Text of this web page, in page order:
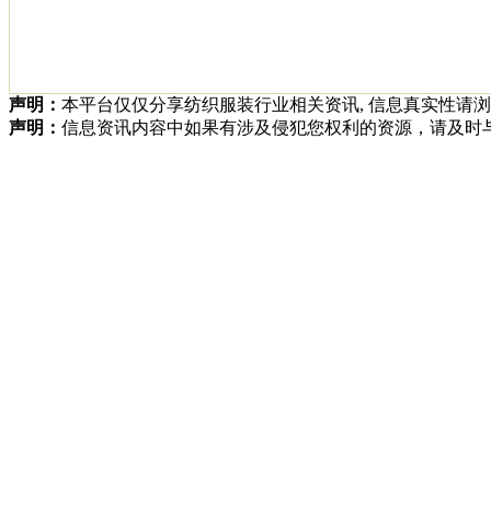
声明： 本平台仅仅分享纺织服装行业相关资讯, 信息真实性请
声明： 信息资讯内容中如果有涉及侵犯您权利的资源，请及时